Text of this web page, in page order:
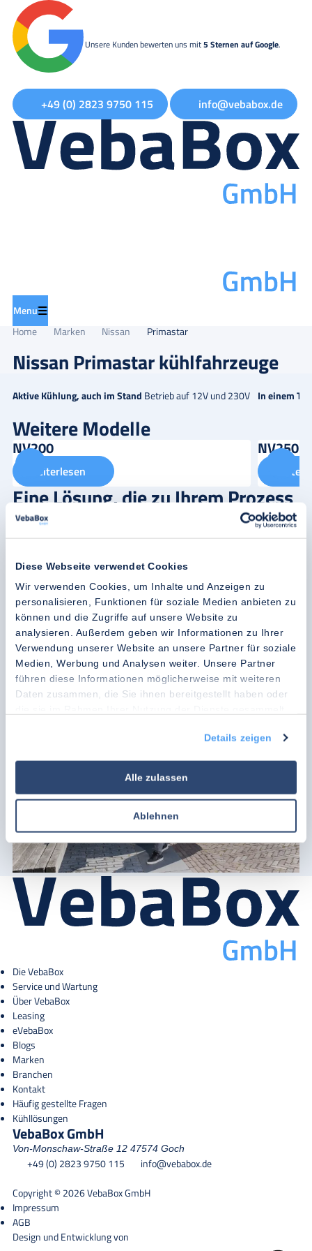
Diese Webseite verwendet Cookies
Wir verwenden Cookies, um Inhalte und Anzeigen zu
personalisieren, Funktionen für soziale Medien anbieten zu
können und die Zugriffe auf unsere Website zu
analysieren. Außerdem geben wir Informationen zu Ihrer
Verwendung unserer Website an unsere Partner für soziale
Medien, Werbung und Analysen weiter. Unsere Partner
führen diese Informationen möglicherweise mit weiteren
Daten zusammen, die Sie ihnen bereitgestellt haben oder
Details zeigen
Alle zulassen
Ablehnen
Unsere Kunden bewerten uns mit5 Sternen auf Google.
+49 (0) 2823 9750 115 info@vebabox.de
Menu
Home
Marken Nissan Primastar
Nissan Primastar kühlfahrzeuge
Aktive Kühlung, auch im Stand Betrieb auf 12V und 230V In einem
Weitere Modelle
NV200
Weiterlesen
NV250
Eine Lösung, die zu Ihrem Prozess
passt?
Unsere Experten stehen bereit, um Sie persönlich zur optimalen
Maßgeschneiderte Beratung von Kühlketten-Experten
Jahrzehntelange Erfahrung in der Kühlkette greifbar nah
Preisliste herunterladen
Kennenlerngespräch vereinbaren
Die VebaBox
Service und Wartung
Über VebaBox
Leasing
eVebaBox
Blogs
Marken
Branchen
Kontakt
Häufig gestellte Fragen
Kühllösungen
VebaBox GmbH
Von-Monschaw-Straße 12 47574 Goch
+49 (0) 2823 9750 115
info@vebabox.de
Copyright © 2026 VebaBox GmbH
Impressum
AGB
Design und Entwicklung von